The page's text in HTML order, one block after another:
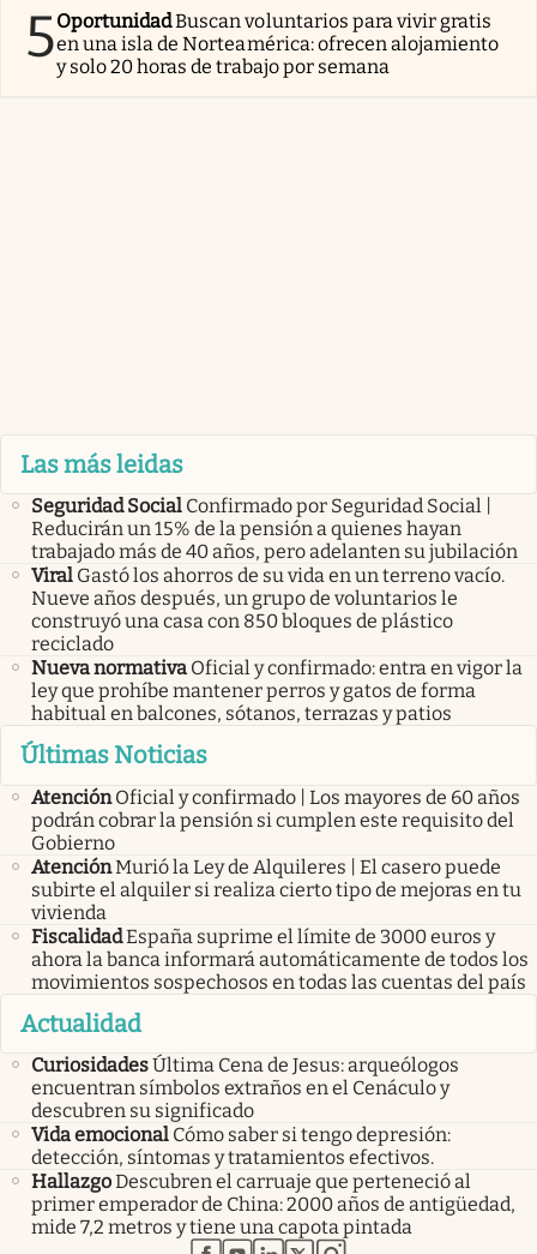
5OportunidadBuscan voluntarios para vivir gratis
en una isla de Norteamérica: ofrecen alojamiento
y solo 20 horas de trabajo por semana
Las más leidas
Seguridad Social Confirmado por Seguridad Social |
Reducirán un 15% de la pensión a quienes hayan
trabajado más de 40 años, pero adelanten su jubilación
Viral Gastó los ahorros de su vida en un terreno vacío.
Nueve años después, un grupo de voluntarios le
construyó una casa con 850 bloques de plástico
reciclado
Nueva normativa Oficial y confirmado: entra en vigor la
ley que prohíbe mantener perros y gatos de forma
habitual en balcones, sótanos, terrazas y patios
Últimas Noticias
Atención Oficial y confirmado | Los mayores de 60 años
podrán cobrar la pensión si cumplen este requisito del
Gobierno
AtenciónMurió la Ley de Alquileres | El casero puede
subirte el alquiler si realiza cierto tipo de mejoras en tu
vivienda
FiscalidadEspaña suprime el límite de 3000 euros y
ahora la banca informará automáticamente de todos los
movimientos sospechosos en todas las cuentas del país
Actualidad
CuriosidadesÚltima Cena de Jesus: arqueólogos
encuentran símbolos extraños en el Cenáculo y
descubren su significado
Vida emocional Cómo saber si tengo depresión:
detección, síntomas y tratamientos efectivos.
HallazgoDescubren el carruaje que perteneció al
primer emperador de China: 2000 años de antigüedad,
mide 7,2 metros y tiene una capota pintada
abre en nueva pestaña
abre en nueva pestaña
abre en nueva pestaña
abre en nueva pestaña
abre en nueva pestaña